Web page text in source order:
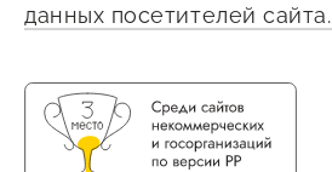
данных посетителей сайта.